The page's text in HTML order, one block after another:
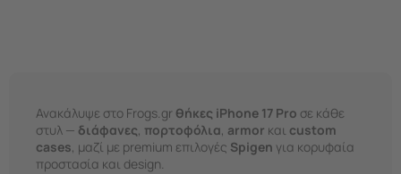
Ανακάλυψε στο Frogs.gr θήκες iPhone 17 Pro σε κάθε
στυλ — διάφανες, πορτοφόλια, armor και custom
cases, μαζί με premium επιλογές Spigen για κορυφαία
προστασία και design.